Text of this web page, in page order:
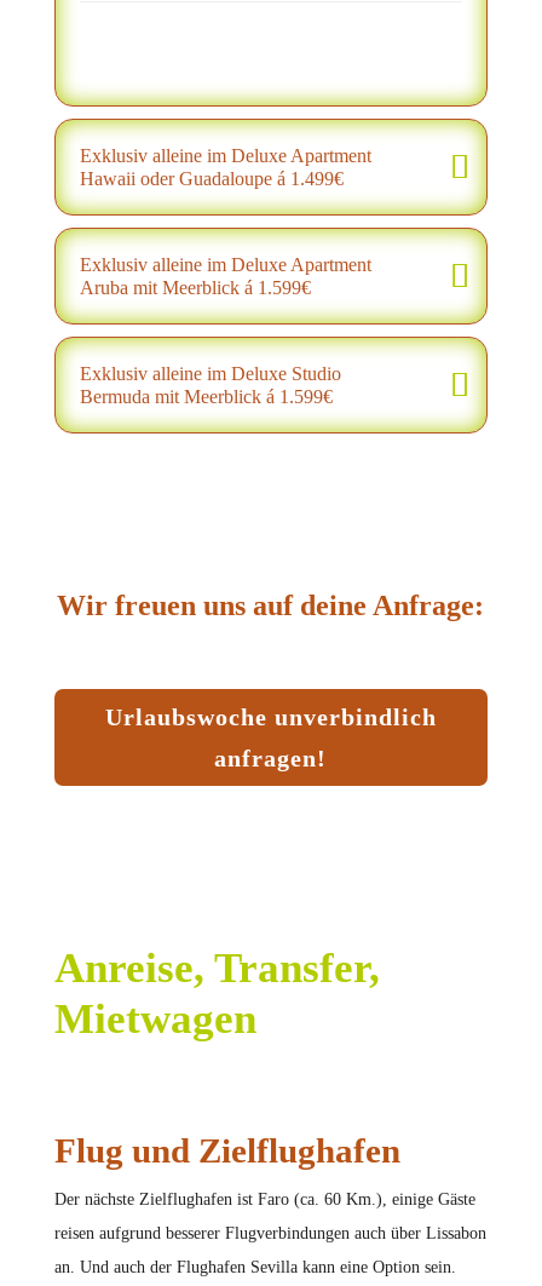
Exklusiv alleine im Deluxe Apartment
Hawaii oder Guadaloupe á 1.499€
Exklusiv alleine im Deluxe Apartment
Aruba mit Meerblick á 1.599€
Exklusiv alleine im Deluxe Studio
Bermuda mit Meerblick á 1.599€
Wir freuen uns auf deine Anfrage:
Urlaubswoche unverbindlich
anfragen!
Anreise, Transfer,
Mietwagen
Flug und Zielflughafen
Der nächste Zielflughafen ist Faro (ca. 60 Km.), einige Gäste
reisen aufgrund besserer Flugverbindungen auch über Lissabon
an. Und auch der Flughafen Sevilla kann eine Option sein.